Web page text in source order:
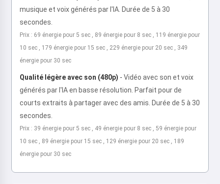
musique et voix générés par l'IA. Durée de 5 à 30
secondes.
Prix : 69 énergie pour 5 sec , 89 énergie pour 8 sec , 119 énergie pour
10 sec , 179 énergie pour 15 sec , 229 énergie pour 20 sec , 349
énergie pour 30 sec
Qualité légère avec son (480p) - Vidéo avec son et voix
générés par l'IA en basse résolution. Parfait pour de
courts extraits à partager avec des amis. Durée de 5 à 30
secondes.
Prix : 39 énergie pour 5 sec , 49 énergie pour 8 sec , 59 énergie pour
10 sec , 89 énergie pour 15 sec , 129 énergie pour 20 sec , 189
énergie pour 30 sec